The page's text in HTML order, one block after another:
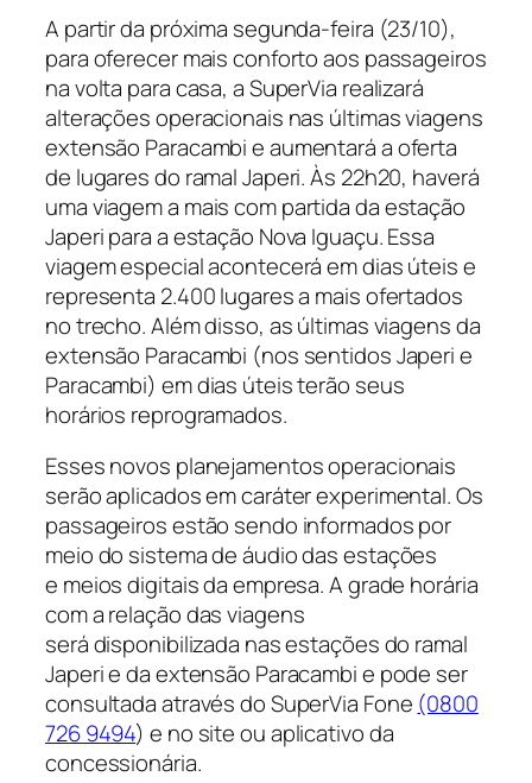
A partir da próxima segunda-feira (23/10),
para oferecer mais conforto aos passageiros
na volta para casa, a SuperVia realizará
alterações operacionais nas últimas viagens
extensão Paracambi e aumentará a oferta
de lugares do ramal Japeri. Às 22h20, haverá
uma viagem a mais com partida da estação
Japeri para a estação Nova Iguaçu. Essa
viagem especial acontecerá em dias úteis e
representa 2.400 lugares a mais ofertados
no trecho. Além disso, as últimas viagens da
extensão Paracambi (nos sentidos Japeri e
Paracambi) em dias úteis terão seus
horários reprogramados.
Esses novos planejamentos operacionais
serão aplicados em caráter experimental. Os
passageiros estão sendo informados por
meio do sistema de áudio das estações
e meios digitais da empresa. A grade horária
com a relação das viagens
será disponibilizada nas estações do ramal
Japeri e da extensão Paracambi e pode ser
consultada através do SuperVia Fone (0800
726 9494) e no site ou aplicativo da
concessionária.